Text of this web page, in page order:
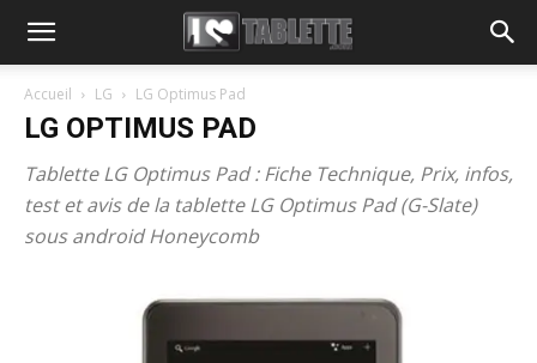
Accueil LG LG Optimus Pad
LG OPTIMUS PAD
Tablette LG Optimus Pad : Fiche Technique, Prix, infos,
test et avis de la tablette LG Optimus Pad (G-Slate)
sous android Honeycomb